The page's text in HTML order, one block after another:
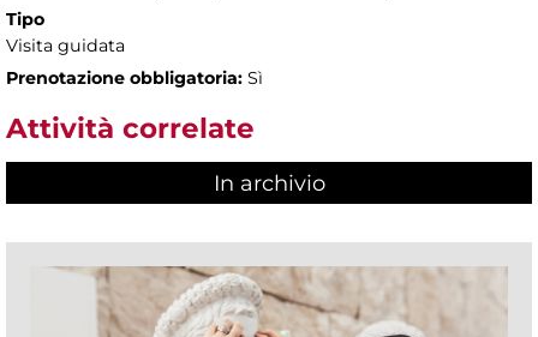
Tipo
Visita guidata
Prenotazione obbligatoria: Sì
Attività correlate
In archivio